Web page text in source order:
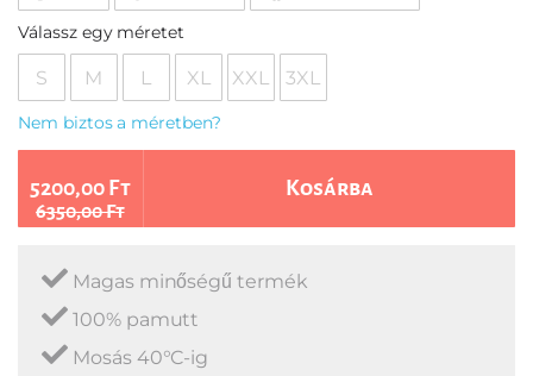
Válassz egy méretet
S M L XL XXL 3XL
Nem biztos a méretben?
5200,00 Ft
6350,00 Ft
Kosárba
Magas minőségű termék
100% pamutt
Mosás 40°C-ig